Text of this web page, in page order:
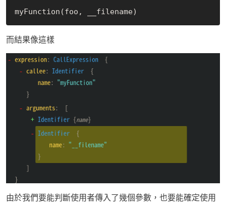
而結果像這樣
由於我們要能判斷使用者傳入了幾個參數，也要能確定使用